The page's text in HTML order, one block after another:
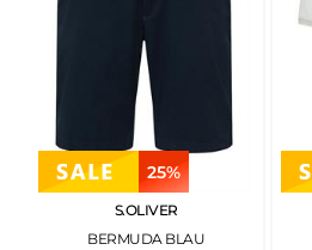
25%
S.OLIVER
BERMUDA BLAU